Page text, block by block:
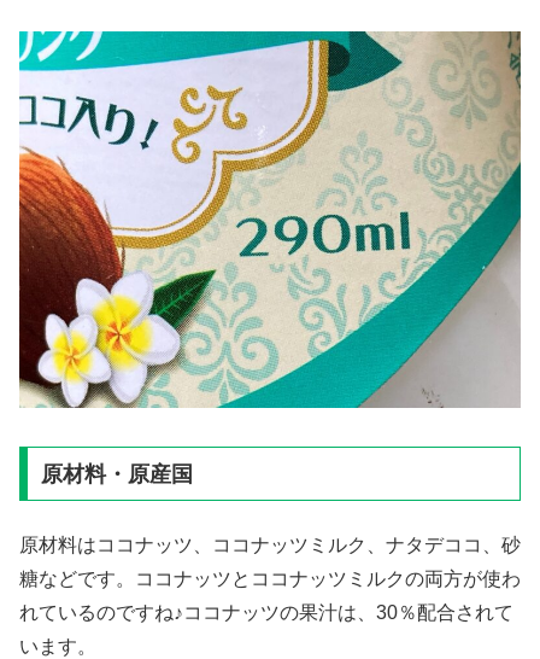
原材料・原産国
原材料はココナッツ、ココナッツミルク、ナタデココ、砂
糖などです。ココナッツとココナッツミルクの両方が使わ
れているのですね♪ココナッツの果汁は、30％配合されて
います。